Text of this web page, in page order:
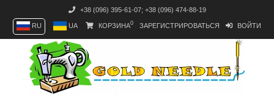
+38 (096) 395-61-07; +38 (096) 474-88-19
RU UA КОРЗИНА0 ЗАРЕГИСТРИРОВАТЬСЯ ВОЙТИ